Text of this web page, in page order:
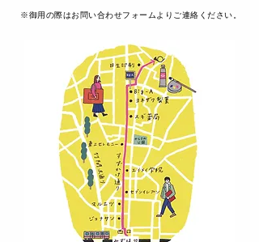
​※御用の際はお問い合わせフォームよりご連絡ください。